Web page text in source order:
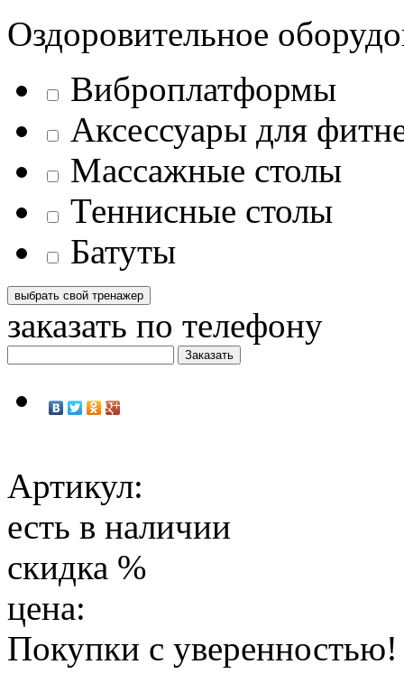
Оздоровительное
Виброплатформы
Аксессуары для
Массажные столы
Теннисные столы
Батуты
заказать по телефону
Артикул:
есть в наличии
скидка %
цена:
Покупки с уверенностью!